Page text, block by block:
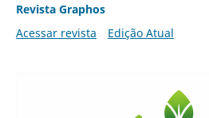
Revista Graphos
Acessar revista
Edição Atual